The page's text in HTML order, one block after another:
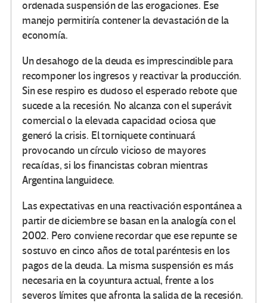
ordenada suspensión de las erogaciones. Ese
manejo permitiría contener la devastación de la
economía.
Un desahogo de la deuda es imprescindible para
recomponer los ingresos y reactivar la producción.
Sin ese respiro es dudoso el esperado rebote que
sucede a la recesión. No alcanza con el superávit
comercial o la elevada capacidad ociosa que
generó la crisis. El torniquete continuará
provocando un círculo vicioso de mayores
recaídas, si los financistas cobran mientras
Argentina languidece.
Las expectativas en una reactivación espontánea a
partir de diciembre se basan en la analogía con el
2002. Pero conviene recordar que ese repunte se
sostuvo en cinco años de total paréntesis en los
pagos de la deuda. La misma suspensión es más
necesaria en la coyuntura actual, frente a los
severos límites que afronta la salida de la recesión.